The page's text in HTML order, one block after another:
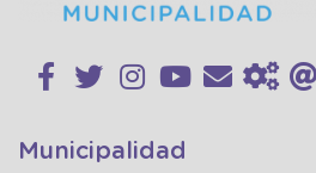
Municipalidad